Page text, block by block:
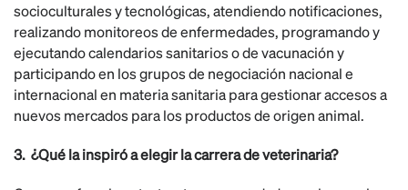
socioculturales y tecnológicas, atendiendo notificaciones,
realizando monitoreos de enfermedades, programando y
ejecutando calendarios sanitarios o de vacunación y
participando en los grupos de negociación nacional e
internacional en materia sanitaria para gestionar accesos a
nuevos mercados para los productos de origen animal.
3. ¿Qué la inspiró a elegir la carrera de veterinaria?